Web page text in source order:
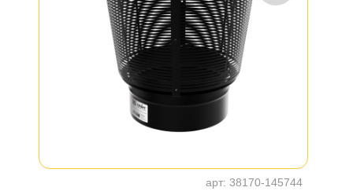
арт: 38170-145744